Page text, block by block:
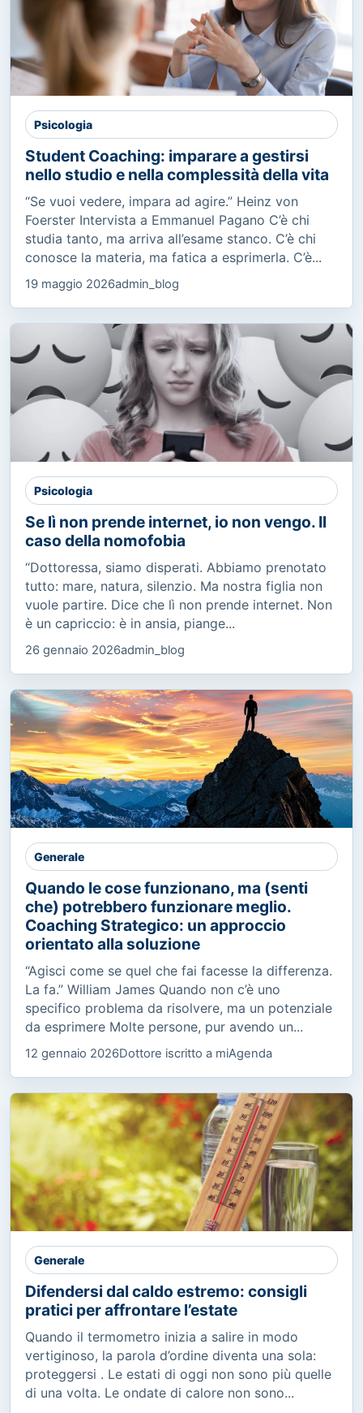
Psicologia
Student Coaching: imparare a gestirsi
nello studio e nella complessità della vita
“Se vuoi vedere, impara ad agire.” Heinz von
Foerster Intervista a Emmanuel Pagano C’è chi
studia tanto, ma arriva all’esame stanco. C’è chi
conosce la materia, ma fatica a esprimerla. C’è...
19 maggio 2026admin_blog
Psicologia
Se lì non prende internet, io non vengo. Il
caso della nomofobia
“Dottoressa, siamo disperati. Abbiamo prenotato
tutto: mare, natura, silenzio. Ma nostra figlia non
vuole partire. Dice che lì non prende internet. Non
è un capriccio: è in ansia, piange...
26 gennaio 2026admin_blog
Generale
Quando le cose funzionano, ma (senti
che) potrebbero funzionare meglio.
Coaching Strategico: un approccio
orientato alla soluzione
“Agisci come se quel che fai facesse la differenza.
La fa.” William James Quando non c’è uno
specifico problema da risolvere, ma un potenziale
da esprimere Molte persone, pur avendo un...
12 gennaio 2026Dottore iscritto a miAgenda
Generale
Difendersi dal caldo estremo: consigli
pratici per affrontare l’estate
Quando il termometro inizia a salire in modo
vertiginoso, la parola d’ordine diventa una sola:
proteggersi . Le estati di oggi non sono più quelle
di una volta. Le ondate di calore non sono...